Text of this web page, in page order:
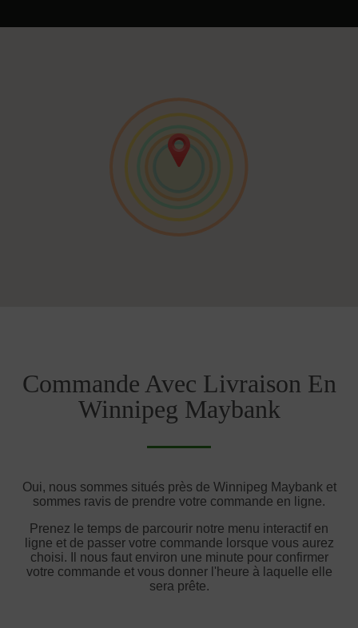
Commande Avec Livraison En
Winnipeg Maybank
Oui, nous sommes situés près de Winnipeg Maybank et
sommes ravis de prendre votre commande en ligne.
Prenez le temps de parcourir notre menu interactif en
ligne et de passer votre commande lorsque vous aurez
choisi. Il nous faut environ une minute pour confirmer
votre commande et vous donner l'heure à laquelle elle
sera prête.